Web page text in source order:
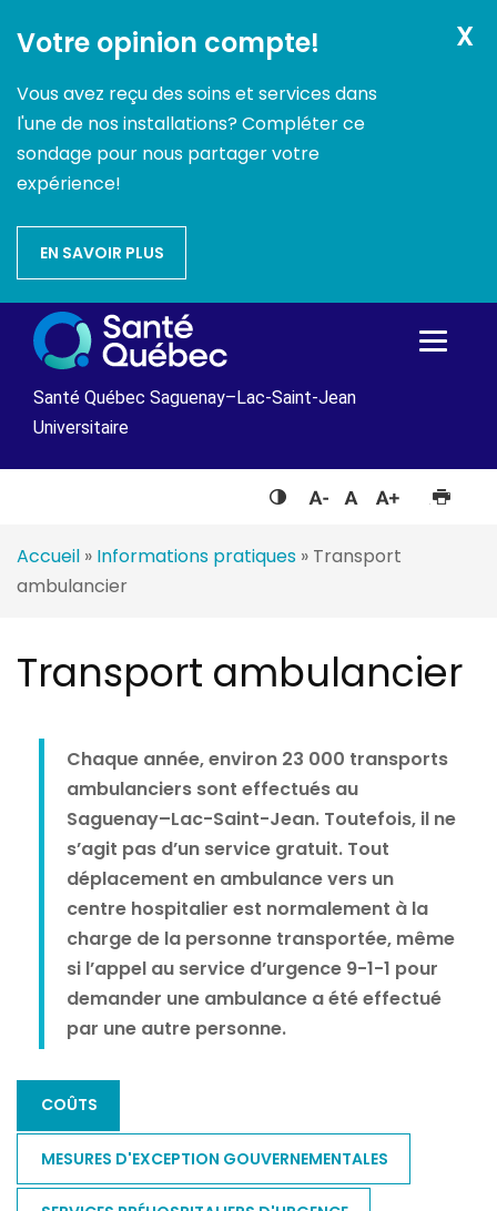
X
Votre opinion compte!
Vous avez reçu des soins et services dans
l'une de nos installations? Compléter ce
sondage pour nous partager votre
expérience!
EN SAVOIR PLUS
Passer
au
contenu
Santé Québec Saguenay–Lac-Saint-Jean
Universitaire
Accueil » Informations pratiques » Transport
ambulancier
Transport ambulancier
Chaque année, environ 23 000 transports
ambulanciers sont effectués au
Saguenay–Lac-Saint-Jean. Toutefois, il ne
s’agit pas d’un service gratuit. Tout
déplacement en ambulance vers un
centre hospitalier est normalement à la
charge de la personne transportée, même
si l’appel au service d’urgence 9-1-1 pour
demander une ambulance a été effectué
par une autre personne.
COÛTS
MESURES D'EXCEPTION GOUVERNEMENTALES